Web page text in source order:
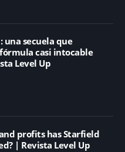
una secuela que
casi intocable
Level Up
profits has Starfield
| Revista Level Up